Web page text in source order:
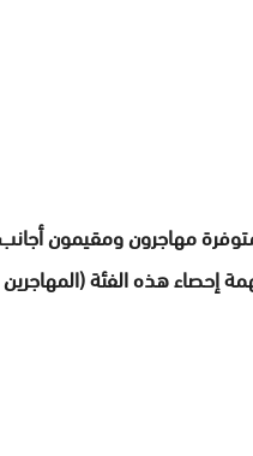
مهاجرون ومقيمون
إحصاء هذه الفئة (المهاجرين